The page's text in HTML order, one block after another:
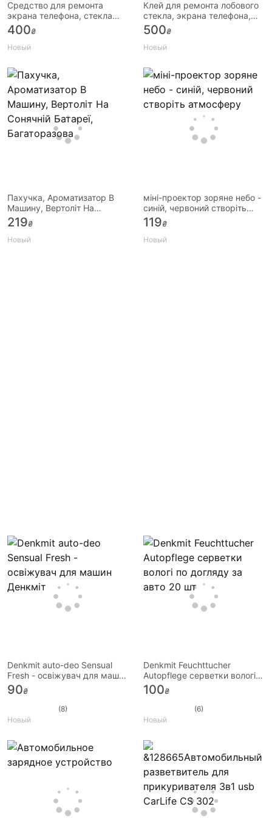
Средство для ремонта
экрана телефона, стекла
автомобиля, царапин и
трещин.30
400₴
Новый
Клей для ремонта лобового
стекла, экрана телефона,
царапин и трещин.50 мл
500₴
Новый
Пахучка, Ароматизатор В
Машину, Вертоліт На
Сонячній Батареї,
Багаторазова
219₴
Новый
міні-проектор зоряне небо -
синій, червоний створіть
атмосферу
119₴
Новый
Denkmit auto-deo Sensual
Fresh - освіжувач для машин
Денкміт
90₴
(8)
Новый
Denkmit Feuchttucher
Autopflege серветки вологі
по догляду за авто 20 шт
100₴
(6)
Новый